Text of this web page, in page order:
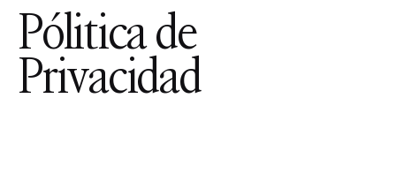
Pólitica de
Privacidad